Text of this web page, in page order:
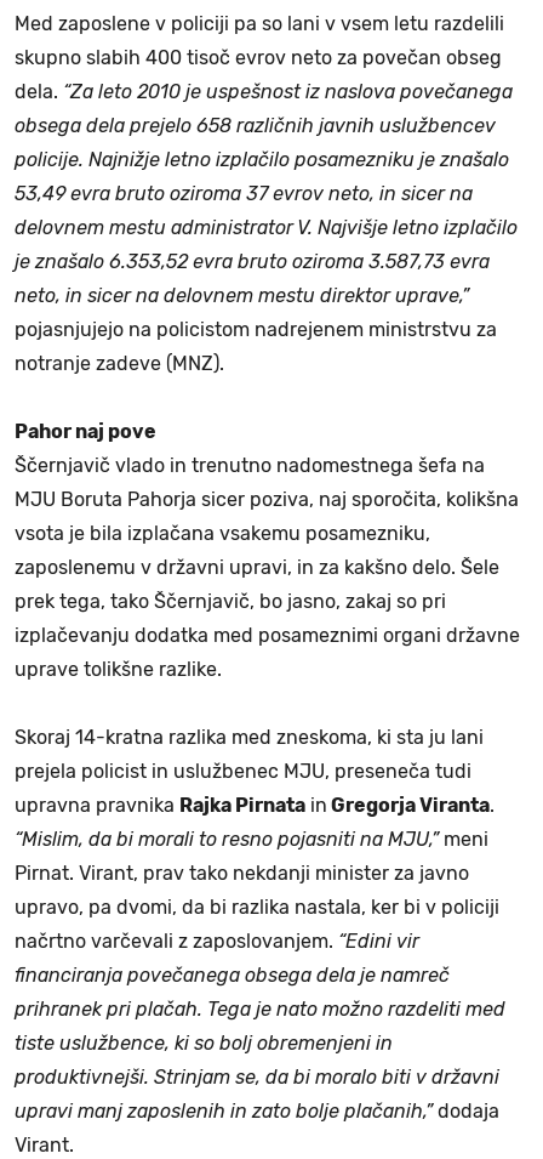
Med zaposlene v policiji pa so lani v vsem letu razdelili
skupno slabih 400 tisoč evrov neto za povečan obseg
dela. “Za leto 2010 je uspešnost iz naslova povečanega
obsega dela prejelo 658 različnih javnih uslužbencev
policije. Najnižje letno izplačilo posamezniku je znašalo
53,49 evra bruto oziroma 37 evrov neto, in sicer na
delovnem mestu administrator V. Najvišje letno izplačilo
je znašalo 6.353,52 evra bruto oziroma 3.587,73 evra
neto, in sicer na delovnem mestu direktor uprave,”
pojasnjujejo na policistom nadrejenem ministrstvu za
notranje zadeve (MNZ).
Pahor naj pove
Ščernjavič vlado in trenutno nadomestnega šefa na
MJU Boruta Pahorja sicer poziva, naj sporočita, kolikšna
vsota je bila izplačana vsakemu posamezniku,
zaposlenemu v državni upravi, in za kakšno delo. Šele
prek tega, tako Ščernjavič, bo jasno, zakaj so pri
izplačevanju dodatka med posameznimi organi državne
uprave tolikšne razlike.
Skoraj 14-kratna razlika med zneskoma, ki sta ju lani
prejela policist in uslužbenec MJU, preseneča tudi
upravna pravnika Rajka Pirnata in Gregorja Viranta.
“Mislim, da bi morali to resno pojasniti na MJU,” meni
Pirnat. Virant, prav tako nekdanji minister za javno
upravo, pa dvomi, da bi razlika nastala, ker bi v policiji
načrtno varčevali z zaposlovanjem. “Edini vir
financiranja povečanega obsega dela je namreč
prihranek pri plačah. Tega je nato možno razdeliti med
tiste uslužbence, ki so bolj obremenjeni in
produktivnejši. Strinjam se, da bi moralo biti v državni
upravi manj zaposlenih in zato bolje plačanih,”dodaja
Virant.